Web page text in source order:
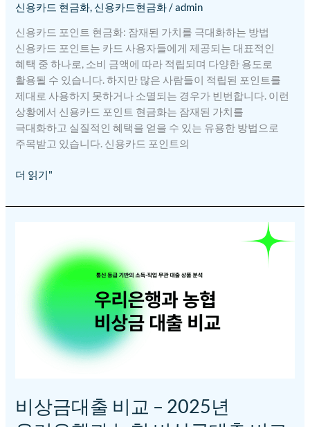
신용카드 현금화, 신용카드현금화/admin
신용카드 포인트 현금화: 잠재된 가치를 극대화하는 방법
신용카드 포인트는 카드 사용자들에게 제공되는 대표적인
혜택 중 하나로, 소비 금액에 따라 적립되며 다양한 용도로
활용될 수 있습니다. 하지만 많은 사람들이 적립된 포인트를
제대로 사용하지 못하거나 소멸되는 경우가 빈번합니다. 이런
상황에서 신용카드 포인트 현금화는 잠재된 가치를
극대화하고 실질적인 혜택을 얻을 수 있는 유용한 방법으로
주목받고 있습니다. 신용카드 포인트의
더 읽기"
비상금대출 비교 – 2025년
2025년
우리은행과
비상금대출